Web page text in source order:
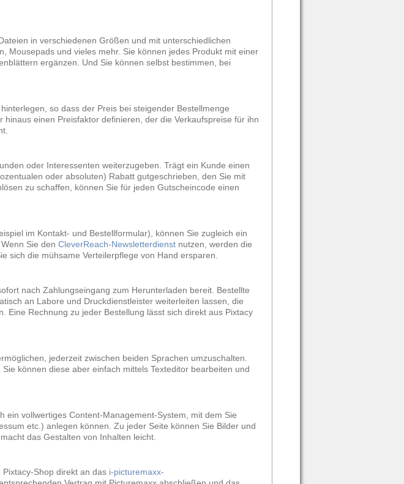
in verschiedenen Größen und mit unterschiedlichen
Mousepads und vieles mehr. Sie können jedes Produkt mit einer
ergänzen. Und Sie können selbst bestimmen, bei
so dass der Preis bei steigender Bestellmenge
einen Preisfaktor definieren, der die Verkaufspreise für ihn
oder Interessenten weiterzugeben. Trägt ein Kunde einen
oder absoluten) Rabatt gutgeschrieben, den Sie mit
zu schaffen, können Sie für jeden Gutscheincode einen
im Kontakt- und Bestellformular), können Sie zugleich ein
Sie den CleverReach-Newsletterdienst nutzen, werden die
sich die mühsame Verteilerpflege von Hand ersparen.
nach Zahlungseingang zum Herunterladen bereit. Bestellte
an Labore und Druckdienstleister weiterleiten lassen, die
Rechnung zu jeder Bestellung lässt sich direkt aus Pixtacy
jederzeit zwischen beiden Sprachen umzuschalten.
können diese aber einfach mittels Texteditor bearbeiten und
ein vollwertiges Content-Management-System, mit dem Sie
etc.) anlegen können. Zu jeder Seite können Sie Bilder und
das Gestalten von Inhalten leicht.
Shop direkt an das i-picturemaxx-